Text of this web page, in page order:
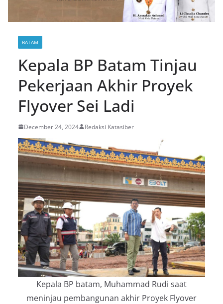
BATAM
Kepala BP Batam Tinjau
Pekerjaan Akhir Proyek
Flyover Sei Ladi
December 24, 2024 Redaksi Katasiber
Kepala BP batam, Muhammad Rudi saat
meninjau pembangunan akhir Proyek Flyover